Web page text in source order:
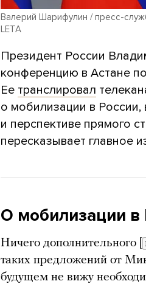
Валерий Шарифулин / пресс-
LETA
Президент России
конференцию в Астане
Ее транслировал
о мобилизации в
и перспективе прямого
пересказывает главное
О мобилизации в
Ничего дополнительного [
таких предложений от
будущем не вижу